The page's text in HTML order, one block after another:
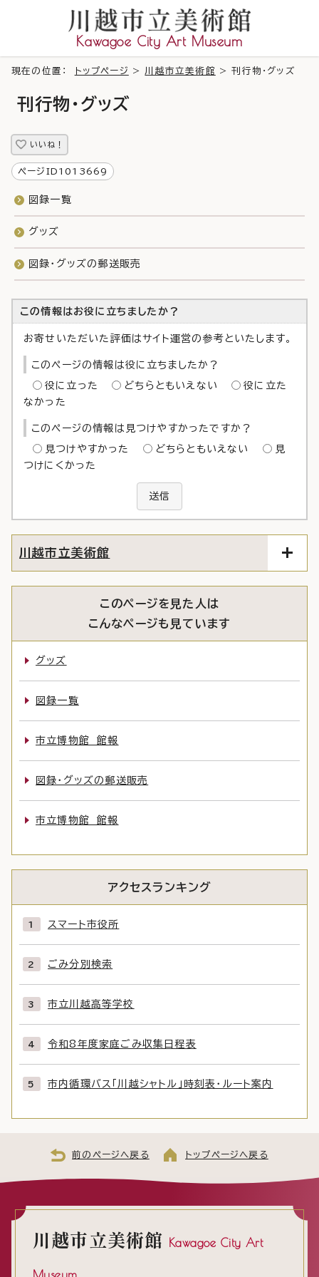
Kawagoe City Art Museum
現在の位置： トップページ > 川越市立美術館 > 刊行物・グッズ
刊行物・グッズ
いいね！
ページID1013669
図録一覧
グッズ
図録・グッズの郵送販売
この情報はお役に立ちましたか？
お寄せいただいた評価はサイト運営の参考といたします。
このページの情報は役に立ちましたか？
役に立った どちらともいえない
役に立た
なかった
このページの情報は見つけやすかったですか？
見つけやすかった どちらともいえない
見
つけにくかった
送信
川越市立美術館
このページを見た人は
こんなページも見ています
グッズ
図録一覧
市立博物館 館報
図録・グッズの郵送販売
市立博物館 館報
アクセスランキング
スマート市役所
ごみ分別検索
市立川越高等学校
令和8年度家庭ごみ収集日程表
市内循環バス「川越シャトル」時刻表・ルート案内
前のページへ戻る トップページへ戻る
川越市立美術館 Kawagoe City Art